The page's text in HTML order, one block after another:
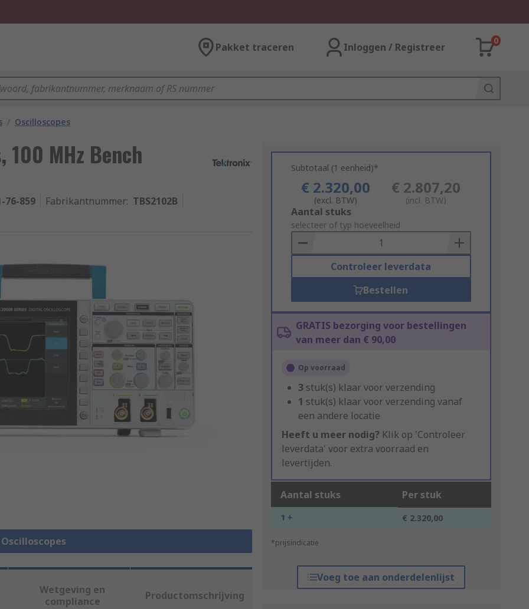
Pakket traceren Inloggen / Registreer
0
/ Oscilloscopes
MHz Bench
76-859 Fabrikantnummer: TBS2102B
Subtotaal (1 eenheid)*
€ 2.320,00
(excl. BTW)
€ 2.807,20
(incl. BTW)
Add
to
Basket
Aantal stuks
selecteer of typ hoeveelheid
Controleer leverdata
Bestellen
GRATIS bezorging voor bestellingen
van meer dan € 90,00
Op voorraad
3 stuk(s) klaar voor verzending
1 stuk(s) klaar voor verzending vanaf
een andere locatie
Heeft u meer nodig? Klik op 'Controleer
leverdata' voor extra voorraad en
levertijden.
Aantal stuks Per stuk
1 + € 2.320,00
*prijsindicatie
Voeg toe aan onderdelenlijst
Wetgeving en
compliance
Productomschrijving